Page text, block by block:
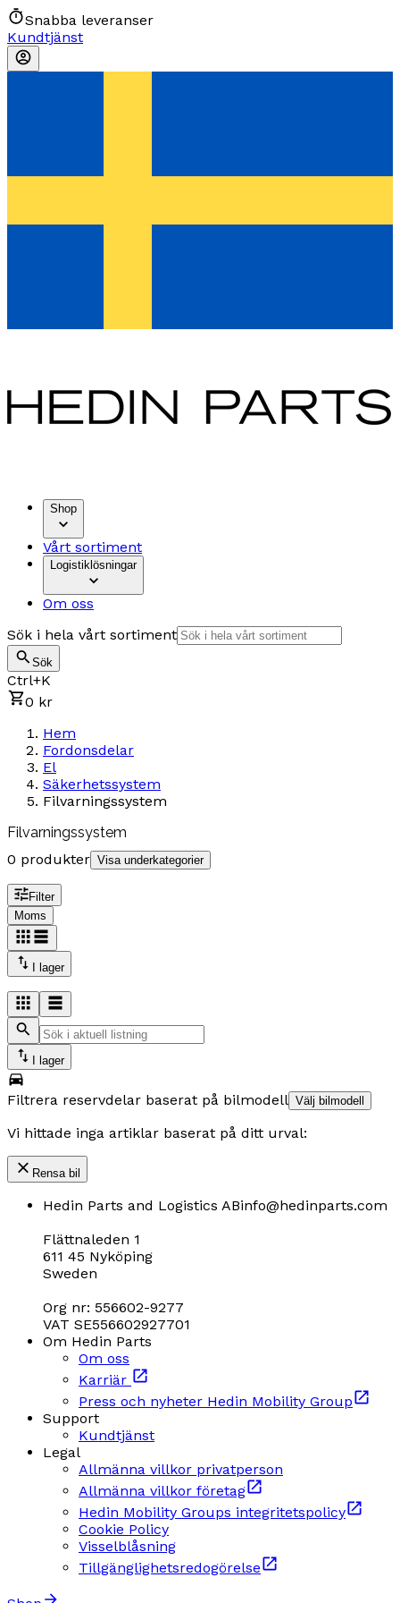
Snabba leveranser
Kundtjänst
Shop
Vårt sortiment
Logistiklösningar
Om oss
Sök i hela vårt sortiment
Sök
Ctrl+K
0 kr
Hem
Fordonsdelar
El
Säkerhetssystem
Filvarningssystem
Filvarningssystem
0 produkter Visa underkategorier
Filter
Moms
I lager
I lager
Filtrera reservdelar baserat på bilmodell Välj bilmodell
Vi hittade inga artiklar baserat på ditt urval:
Rensa bil
Hedin Parts and Logistics ABinfo@hedinparts.com
Flättnaleden 1
611 45 Nyköping
Sweden
Org nr: 556602-9277
VAT SE556602927701
Om Hedin Parts
Om oss
Karriär
Press och nyheter Hedin Mobility Group
Support
Kundtjänst
Legal
Allmänna villkor privatperson
Allmänna villkor företag
Hedin Mobility Groups integritetspolicy
Cookie Policy
Visselblåsning
Tillgänglighetsredogörelse